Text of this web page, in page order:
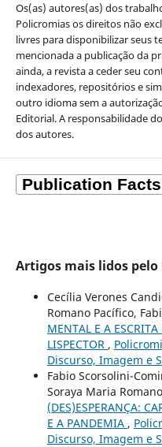
Os(as) autores(as) dos
Policromias os direitos não
livres para disponibilizar seus
mencionada a publicação da
ainda, a revista a ceder seu
indexadores, repositórios e
outro idioma sem a
Editorial. A responsabilidade
dos autores.
Artigos mais lidos
Cecília Verones
Romano Pacífico,
MENTAL E A
LISPECTOR ,
Discurso, Imagem e
Fabio Scorsolini-
Soraya Maria
(DES)ESPERANÇA:
E A PANDEMIA ,
Discurso, Imagem e